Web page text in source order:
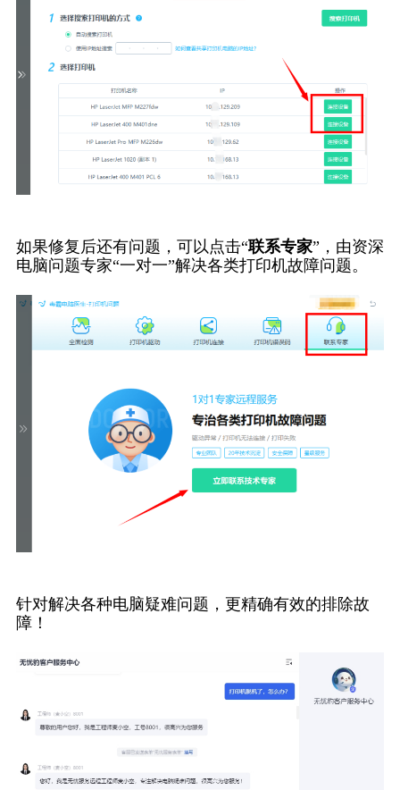
如果修复后还有问题，可以点击“联系专家”，由资深
电脑问题专家“一对一”解决各类打印机故障问题。
针对解决各种电脑疑难问题，更精确有效的排除故
障！